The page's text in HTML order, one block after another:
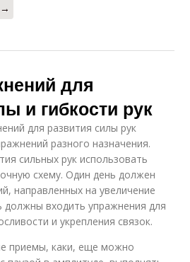
→
для
и гибкости рук
для развития силы рук
разного назначения.
сильных рук использовать
схему. Один день должен
направленных на увеличение
должны входить упражнения для
и укрепления связок.
приемы, каки, еще можно